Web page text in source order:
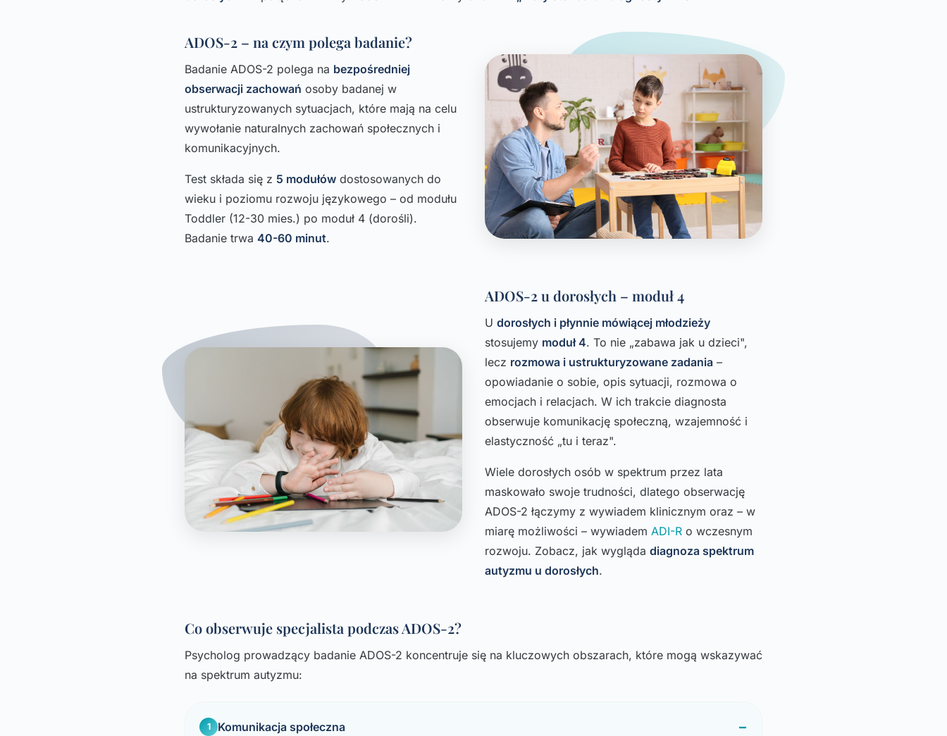
ADOS-2 – na czym polega badanie?
Badanie ADOS-2 polega na bezpośredniej
obserwacji zachowań osoby badanej w
ustrukturyzowanych sytuacjach, które mają na celu
wywołanie naturalnych zachowań społecznych i
komunikacyjnych.
Test składa się z 5 modułów dostosowanych do
wieku i poziomu rozwoju językowego – od modułu
Toddler (12-30 mies.) po moduł 4 (dorośli).
Badanie trwa 40-60 minut.
ADOS-2 u dorosłych – moduł 4
U dorosłych i płynnie mówiącej młodzieży
stosujemy moduł 4. To nie „zabawa jak u dzieci",
lecz rozmowa i ustrukturyzowane zadania –
opowiadanie o sobie, opis sytuacji, rozmowa o
emocjach i relacjach. W ich trakcie diagnosta
obserwuje komunikację społeczną, wzajemność i
elastyczność „tu i teraz".
Wiele dorosłych osób w spektrum przez lata
maskowało swoje trudności, dlatego obserwację
ADOS-2 łączymy z wywiadem klinicznym oraz – w
miarę możliwości – wywiadem ADI-R o wczesnym
rozwoju. Zobacz, jak wygląda diagnoza spektrum
autyzmu u dorosłych.
Co obserwuje specjalista podczas ADOS-2?
Psycholog prowadzący badanie ADOS-2 koncentruje się na kluczowych obszarach, które mogą wskazywać
na spektrum autyzmu:
1 Komunikacja społeczna